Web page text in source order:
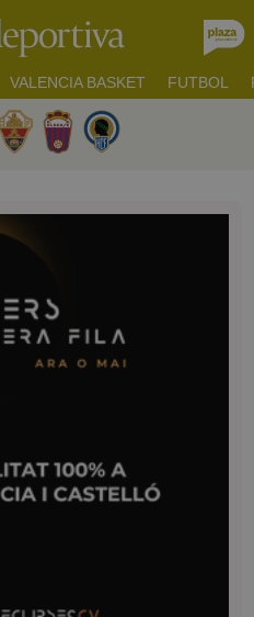
VALENCIA BASKET FUTBOL